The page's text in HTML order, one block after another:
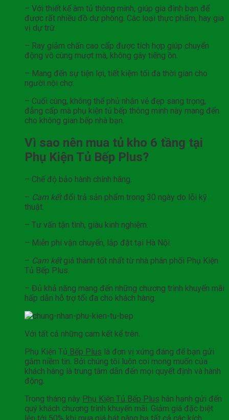
– Với thiết kế âm tủ thông minh, giúp gia đình bạn để
được rất nhiều đồ dự phòng. Các loại thực phẩm, hay gia
vị dự trữ.
– Ray giảm chấn cao cấp được tích hợp giúp chuyển
động vô cùng mượt mà, không gây tiếng ồn.
– Mang đến sự tiện lợi, tiết kiệm tối đa thời gian cho
người nội chợ.
– Cuối cùng, không thể phủ nhận vẻ đẹp sang trọng,
đẳng cấp mà phụ kiện tủ bếp thông minh này mang đến
cho không gian bếp nhà bạn.
Vì sao nên mua tủ kho 6 tầng tại
Phụ Kiện Tủ Bếp Plus?
– Chế độ bảo hành chính hãng.
– Cam kếtđổi trả sản phẩm trong 30 ngày do lỗi kỹ
thuật.
– Tư vấn tận tình, giàu kinh nghiệm.
– Miễn phí vận chuyển, lắp đặt tại Hà Nội.
– Cam kếtgiá thành tốt nhất từ nhà phân phối Phụ Kiện
Tủ Bếp Plus.
– Đủ khả năng mang đến những chương trình khuyến mãi
hấp dẫn hỗ trợ tối đa cho khách hàng.
Với tất cả những cam kết kể trên.
Phụ Kiện Tủ Bếp Plus là đơn vị xứng đáng để bạn gửi
gắm niềm tin. Bởi chúng tôi luôn coi mong muốn của
khách hàng là trung tâm dẫn đến mọi quyết định và hành
động.
Trong tháng này Phụ Kiện Tủ Bếp Plus hân hạnh gửi đến
quý khách chương trình khuyến mãi. Giảm giá đặc biệt